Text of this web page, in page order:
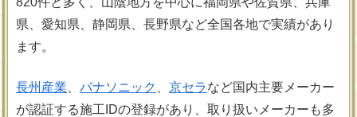
県、愛知県、静岡県、長野県など全国各地で実績があり
ます。
長州産業 パナソニック 京セラなど国内主要メーカー
が認証する施工IDの登録があり、取り扱いメーカーも多